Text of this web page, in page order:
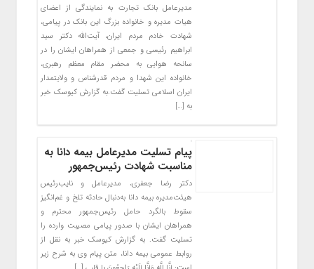
مدیرعامل بانک تجارت به نمایندگی از اعضای
هیات مدیره و خانواده بزرگ این بانک در پیامی،
شهادت خادم مردم ایران، آیت‌الله دکتر سید
ابراهیم رئیسی و جمعی از همراهان ایشان را در
سانحه هوایی به محضر مقام معظم رهبری،
خانواده این شهدا و مردم قدرشناس و ولایتمدار
ایران اسلامی تسلیت گفت.به گزارش کیوسک خبر
به […]
پیام تسلیت مدیرعامل بیمه دانا به
مناسبت شهادت رئیس‌جمهور
دکتر رضا جعفری، مدیرعامل و نایب‌رئیس
هیئت‌مدیره بیمه دانا به‌دنبال حادثه تلخ و غم‌انگیز
سقوط بالگرد حامل رئیس‌جمهور محترم و
همراهان ایشان با صدور پیامی مصیبت وارده را
تسلیت گفت. به گزارش کیوسک خبر به نقل از
روابط عمومی بیمه دانا، متن پیام وی به شرح زیر